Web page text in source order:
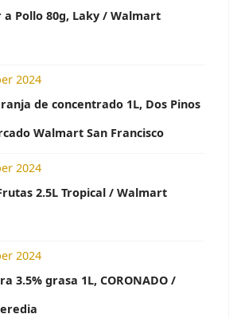
a Pollo 80g, Laky / Walmart
2024
de concentrado 1L, Dos Pinos
Walmart San Francisco
2024
2.5L Tropical / Walmart
2024
3.5% grasa 1L, CORONADO /